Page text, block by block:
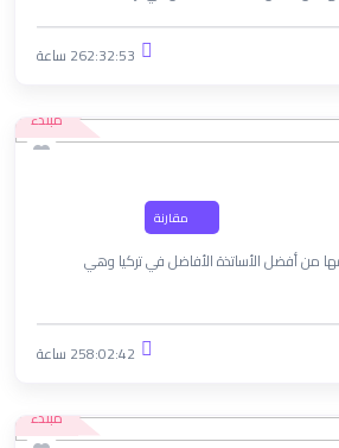
262:32:53 ساعة
مبتدء
مقارنة
دورة جديدة ٢٠٢4 لليوس يقدمها من أفضل الأساتذة الأفاضل في تركيا وهي
258:02:42 ساعة
مبتدء